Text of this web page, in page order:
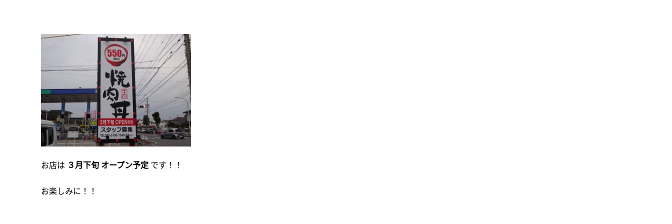
お店は ３月下旬 オープン予定 です！！
お楽しみに！！